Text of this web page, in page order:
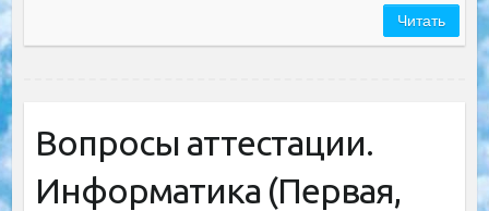
Читать
Вопросы аттестации.
Информатика (Первая,